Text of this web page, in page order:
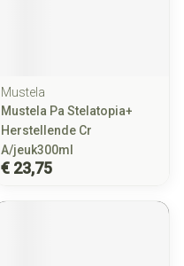
Mustela
Mustela Pa Stelatopia+
Herstellende Cr
A/jeuk300ml
€ 23,75